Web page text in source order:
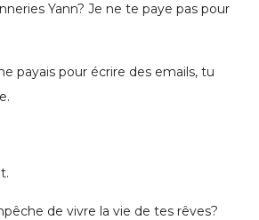
Yann? Je ne te paye pas pour
payais pour écrire des emails, tu
de vivre la vie de tes rêves?